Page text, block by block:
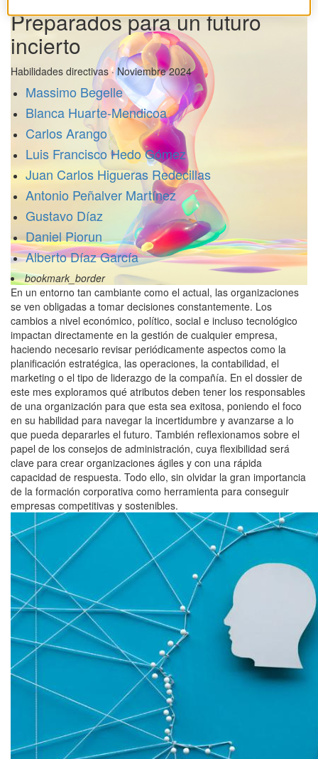
Preparados para un futuro
incierto
Habilidades directivas · Noviembre 2024
Massimo Begelle
Blanca Huarte-Mendicoa
Carlos Arango
Luis Francisco Hedo Gómez
Juan Carlos Higueras Redecillas
Antonio Peñalver Martínez
Gustavo Díaz
Daniel Piorun
Alberto Díaz García
bookmark_border
En un entorno tan cambiante como el actual, las organizaciones
se ven obligadas a tomar decisiones constantemente. Los
cambios a nivel económico, político, social e incluso tecnológico
impactan directamente en la gestión de cualquier empresa,
haciendo necesario revisar periódicamente aspectos como la
planificación estratégica, las operaciones, la contabilidad, el
marketing o el tipo de liderazgo de la compañía. En el dossier de
este mes exploramos qué atributos deben tener los responsables
de una organización para que esta sea exitosa, poniendo el foco
en su habilidad para navegar la incertidumbre y avanzarse a lo
que pueda depararles el futuro. También reflexionamos sobre el
papel de los consejos de administración, cuya flexibilidad será
clave para crear organizaciones ágiles y con una rápida
capacidad de respuesta. Todo ello, sin olvidar la gran importancia
de la formación corporativa como herramienta para conseguir
empresas competitivas y sostenibles.